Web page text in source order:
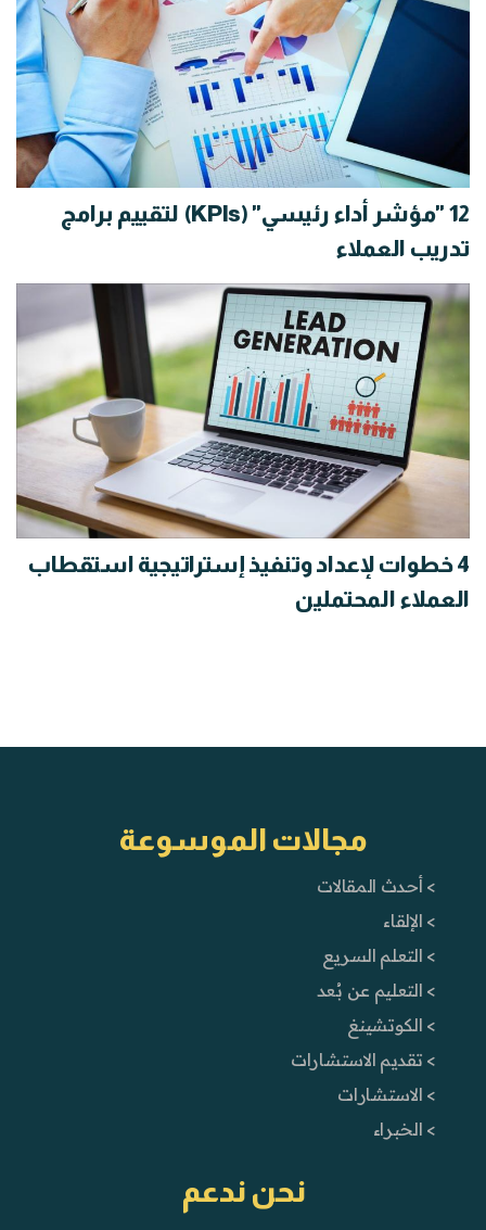
12 "مؤشر أداء رئيسي" (KPIs) لتقييم برامج
تدريب العملاء
4 خطوات لإعداد وتنفيذ إستراتيجية استقطاب
العملاء المحتملين
مجالات الموسوعة
> أحدث المقالات
> الإلقاء
> التعلم السريع
> التعليم عن بُعد
> الكوتشينغ
> تقديم الاستشارات
> الاستشارات
> الخبراء
نحن ندعم